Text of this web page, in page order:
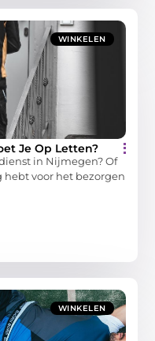
WINKELEN
Je Op Letten?
in Nijmegen? Of
voor het bezorgen
WINKELEN